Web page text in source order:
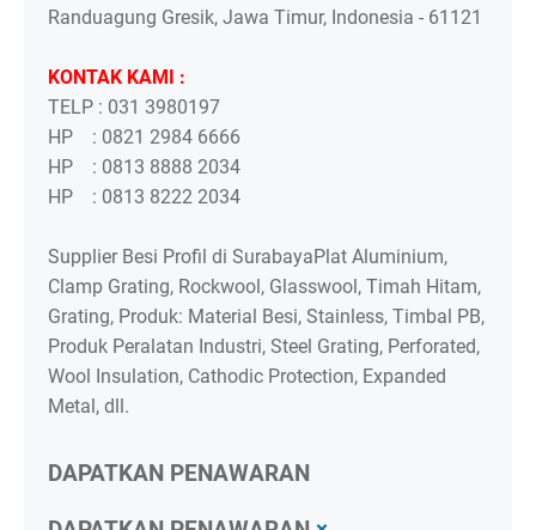
Randuagung Gresik, Jawa Timur, Indonesia - 61121
KONTAK KAMI :
TELP : 031 3980197
HP : 0821 2984 6666
HP : 0813 8888 2034
HP : 0813 8222 2034
Supplier Besi Profil di SurabayaPlat Aluminium,
Clamp Grating, Rockwool, Glasswool, Timah Hitam,
Grating, Produk: Material Besi, Stainless, Timbal PB,
Produk Peralatan Industri, Steel Grating, Perforated,
Wool Insulation, Cathodic Protection, Expanded
Metal, dll.
DAPATKAN PENAWARAN